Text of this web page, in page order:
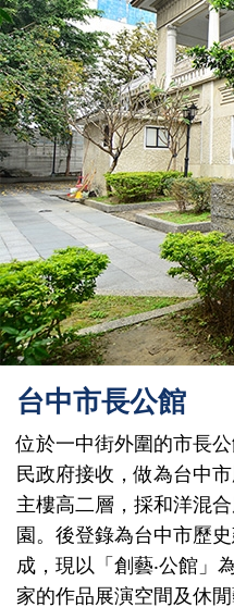
台中市長公館
位於一中街外圍的市長
民政府接收，做為台中
主樓高二層，採和洋混
園。後登錄為台中市歷
成，現以「創藝‧公館」
家的作品展演空間及休閒